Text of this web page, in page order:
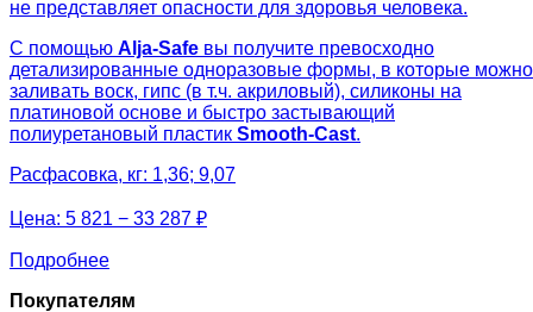
не представляет опасности для здоровья человека.
С помощью Alja-Safe вы получите превосходно
детализированные одноразовые формы, в которые можно
заливать воск, гипс (в т.ч. акриловый), силиконы на
платиновой основе и быстро застывающий
полиуретановый пластик Smooth-Cast.
Расфасовка, кг: 1,36; 9,07
Цена: 5 821 − 33 287 ₽
Подробнее
Покупателям